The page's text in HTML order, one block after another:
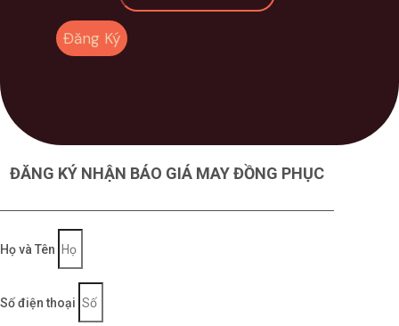
Đăng Ký
ĐĂNG KÝ NHẬN BÁO GIÁ MAY ĐỒNG PHỤC
Họ và Tên
Số điện thoại